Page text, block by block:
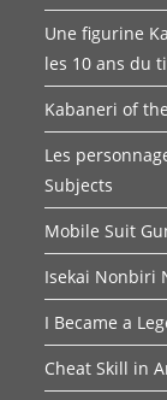
Une figurine
les 10 ans du
Kabaneri of
Les
Subjects
Mobile Suit
Isekai Nonbiri
I Became a
Cheat Skill in